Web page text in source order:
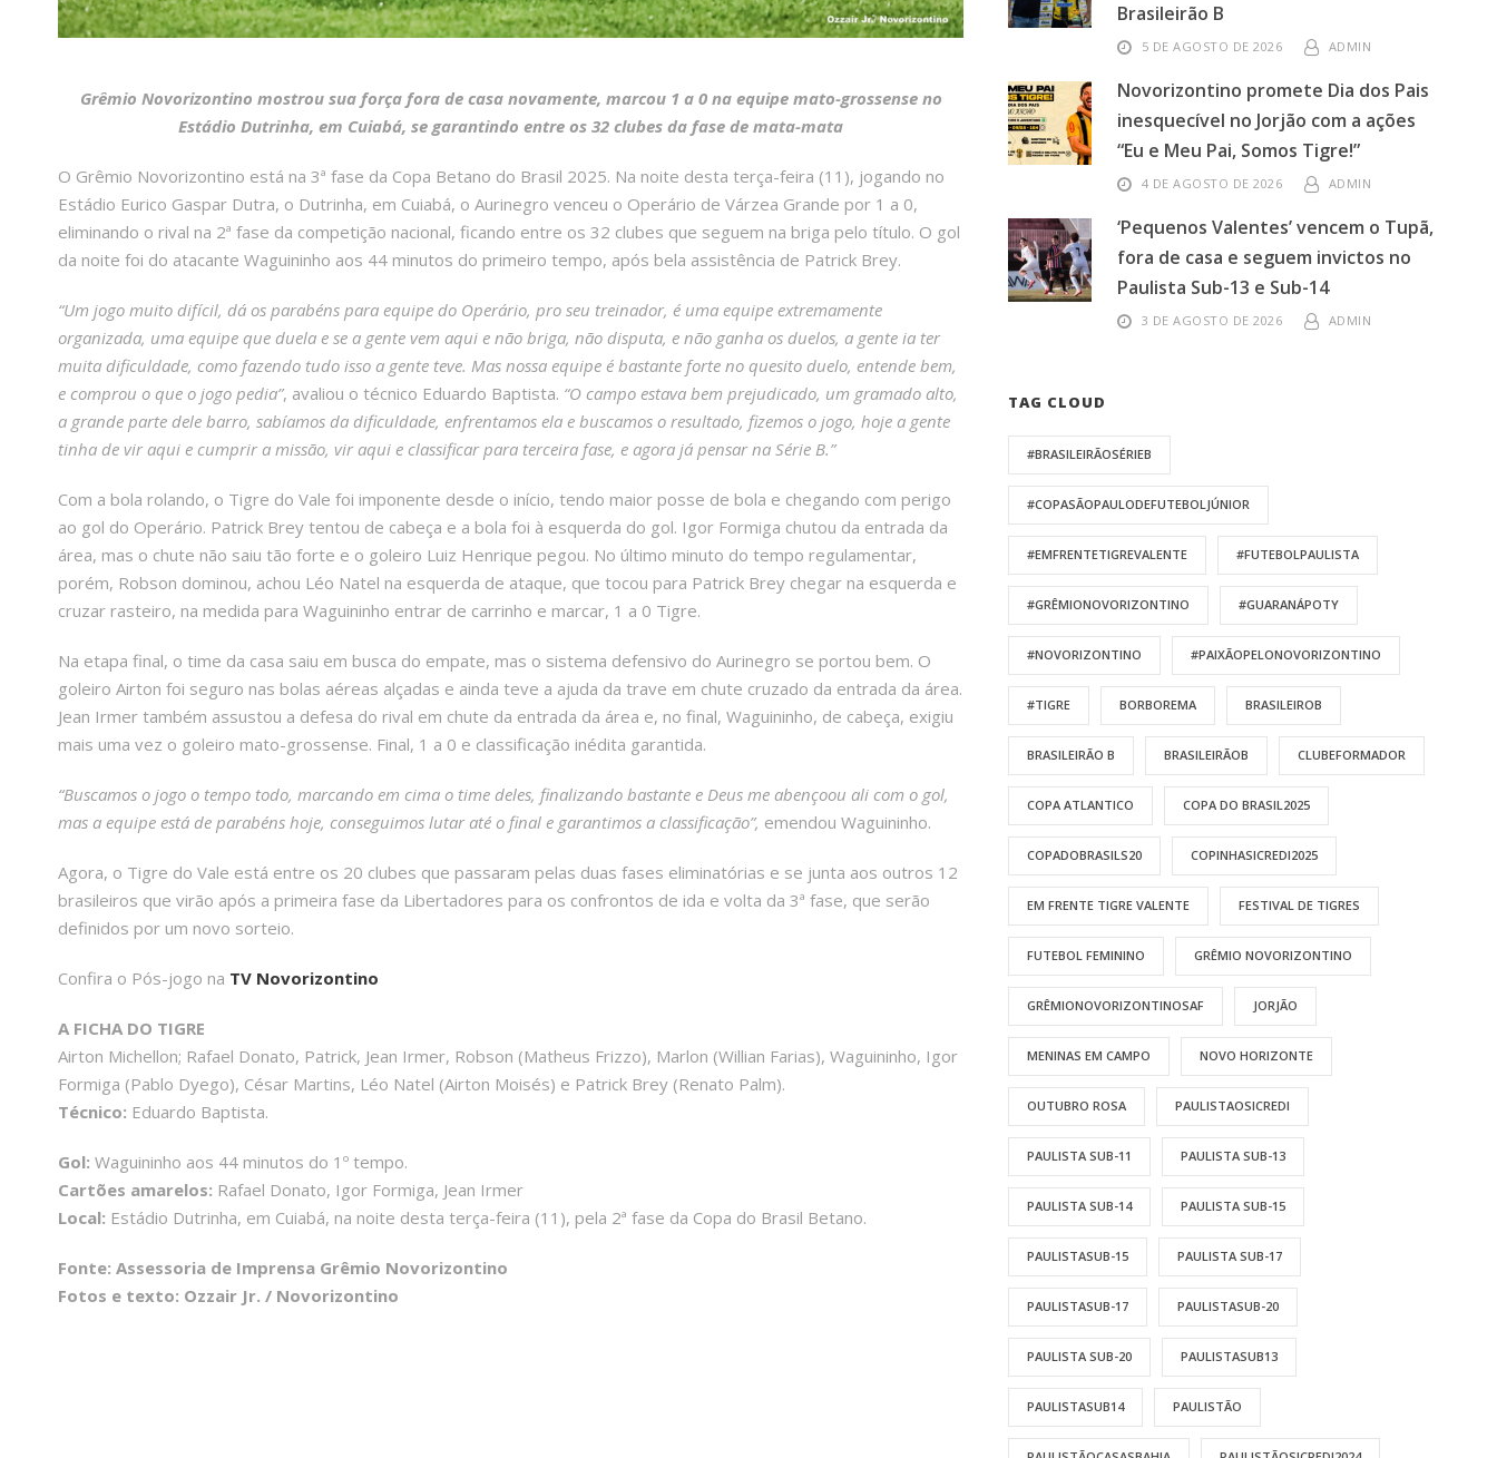
Grêmio Novorizontino mostrou sua força fora de casa novamente, marcou 1 a 0 na equipe mato-grossense no
Estádio Dutrinha, em Cuiabá, se garantindo entre os 32 clubes da fase de mata-mata
O Grêmio Novorizontino está na 3ª fase da Copa Betano do Brasil 2025. Na noite desta terça-feira (11), jogando no
Estádio Eurico Gaspar Dutra, o Dutrinha, em Cuiabá, o Aurinegro venceu o Operário de Várzea Grande por 1 a 0,
eliminando o rival na 2ª fase da competição nacional, ficando entre os 32 clubes que seguem na briga pelo título. O gol
da noite foi do atacante Waguininho aos 44 minutos do primeiro tempo, após bela assistência de Patrick Brey.
“Um jogo muito difícil, dá os parabéns para equipe do Operário, pro seu treinador, é uma equipe extremamente
organizada, uma equipe que duela e se a gente vem aqui e não briga, não disputa, e não ganha os duelos, a gente ia ter
muita dificuldade, como fazendo tudo isso a gente teve. Mas nossa equipe é bastante forte no quesito duelo, entende bem,
e comprou o que o jogo pedia”, avaliou o técnico Eduardo Baptista. “O campo estava bem prejudicado, um gramado alto,
a grande parte dele barro, sabíamos da dificuldade, enfrentamos ela e buscamos o resultado, fizemos o jogo, hoje a gente
tinha de vir aqui e cumprir a missão, vir aqui e classificar para terceira fase, e agora já pensar na Série B.”
Com a bola rolando, o Tigre do Vale foi imponente desde o início, tendo maior posse de bola e chegando com perigo
ao gol do Operário. Patrick Brey tentou de cabeça e a bola foi à esquerda do gol. Igor Formiga chutou da entrada da
área, mas o chute não saiu tão forte e o goleiro Luiz Henrique pegou. No último minuto do tempo regulamentar,
porém, Robson dominou, achou Léo Natel na esquerda de ataque, que tocou para Patrick Brey chegar na esquerda e
cruzar rasteiro, na medida para Waguininho entrar de carrinho e marcar, 1 a 0 Tigre.
Na etapa final, o time da casa saiu em busca do empate, mas o sistema defensivo do Aurinegro se portou bem. O
goleiro Airton foi seguro nas bolas aéreas alçadas e ainda teve a ajuda da trave em chute cruzado da entrada da área.
Jean Irmer também assustou a defesa do rival em chute da entrada da área e, no final, Waguininho, de cabeça, exigiu
mais uma vez o goleiro mato-grossense. Final, 1 a 0 e classificação inédita garantida.
“Buscamos o jogo o tempo todo, marcando em cima o time deles, finalizando bastante e Deus me abençoou ali com o gol,
mas a equipe está de parabéns hoje, conseguimos lutar até o final e garantimos a classificação”, emendou Waguininho.
Agora, o Tigre do Vale está entre os 20 clubes que passaram pelas duas fases eliminatórias e se junta aos outros 12
brasileiros que virão após a primeira fase da Libertadores para os confrontos de ida e volta da 3ª fase, que serão
definidos por um novo sorteio.
Confira o Pós-jogo na TV Novorizontino
A FICHA DO TIGRE
Airton Michellon; Rafael Donato, Patrick, Jean Irmer, Robson (Matheus Frizzo), Marlon (Willian Farias), Waguininho, Igor
Formiga (Pablo Dyego), César Martins, Léo Natel (Airton Moisés) e Patrick Brey (Renato Palm).
Técnico: Eduardo Baptista.
Gol: Waguininho aos 44 minutos do 1º tempo.
Cartões amarelos: Rafael Donato, Igor Formiga, Jean Irmer
Local: Estádio Dutrinha, em Cuiabá, na noite desta terça-feira (11), pela 2ª fase da Copa do Brasil Betano.
Fonte: Assessoria de Imprensa Grêmio Novorizontino
Fotos e texto: Ozzair Jr. / Novorizontino
Brasileirão B
5 DE AGOSTO DE 2026 ADMIN
Novorizontino promete Dia dos Pais
inesquecível no Jorjão com a ações
“Eu e Meu Pai, Somos Tigre!”
4 DE AGOSTO DE 2026 ADMIN
‘Pequenos Valentes’ vencem o Tupã,
fora de casa e seguem invictos no
Paulista Sub-13 e Sub-14
3 DE AGOSTO DE 2026 ADMIN
TAG CLOUD
#BRASILEIRÃOSÉRIEB
#COPASÃOPAULODEFUTEBOLJÚNIOR
#EMFRENTETIGREVALENTE #FUTEBOLPAULISTA
#GRÊMIONOVORIZONTINO #GUARANÁPOTY
#NOVORIZONTINO #PAIXÃOPELONOVORIZONTINO
#TIGRE BORBOREMA BRASILEIROB
BRASILEIRÃO B BRASILEIRÃOB CLUBEFORMADOR
COPA ATLANTICO COPA DO BRASIL2025
COPADOBRASILS20 COPINHASICREDI2025
EM FRENTE TIGRE VALENTE FESTIVAL DE TIGRES
FUTEBOL FEMININO GRÊMIO NOVORIZONTINO
GRÊMIONOVORIZONTINOSAF JORJÃO
MENINAS EM CAMPO NOVO HORIZONTE
OUTUBRO ROSA PAULISTAOSICREDI
PAULISTA SUB-11 PAULISTA SUB-13
PAULISTA SUB-14 PAULISTA SUB-15
PAULISTASUB-15 PAULISTA SUB-17
PAULISTASUB-17 PAULISTASUB-20
PAULISTA SUB-20 PAULISTASUB13
PAULISTASUB14 PAULISTÃO